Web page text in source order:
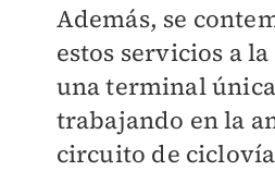
Además, se
estos servicios a
una terminal
trabajando en la
circuito de